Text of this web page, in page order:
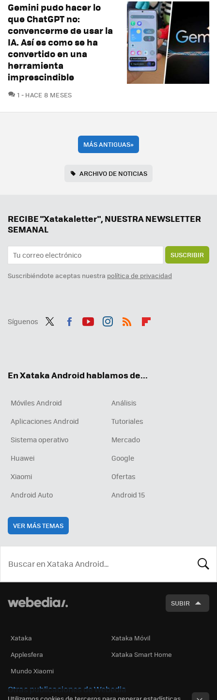
Gemini pudo hacer lo
que ChatGPT no:
convencerme de usar la
IA. Así es como se ha
convertido en una
herramienta
imprescindible
1 COMENTARIOS
HACE 8 MESES
MÁS ANTIGUAS»
ARCHIVO DE NOTICIAS
RECIBE "Xatakaletter", NUESTRA NEWSLETTER
SEMANAL
SUSCRIBIR
Suscribiéndote aceptas nuestra política de privacidad
Síguenos
En Xataka Android hablamos de...
Móviles Android
Análisis
Aplicaciones Android
Tutoriales
Sistema operativo
Mercado
Huawei
Google
Xiaomi
Ofertas
Android Auto
Android 15
VER MÁS TEMAS
SUBIR
Xataka
Xataka Móvil
Applesfera
Xataka Smart Home
Mundo Xiaomi
Otras publicaciones de Webedia